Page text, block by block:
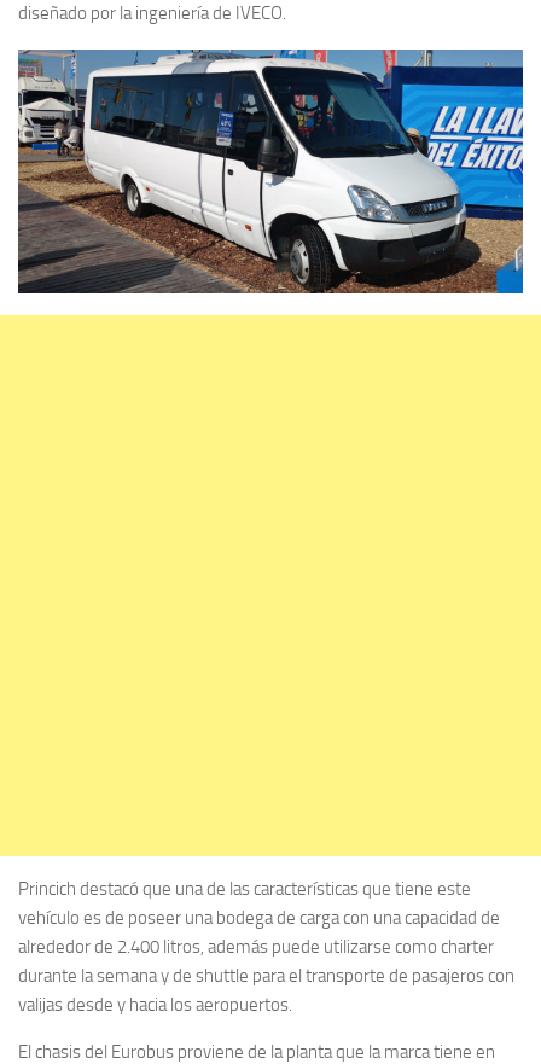
diseñado por la ingeniería de IVECO.
Princich destacó que una de las características que tiene este
vehículo es de poseer una bodega de carga con una capacidad de
alrededor de 2.400 litros, además puede utilizarse como charter
durante la semana y de shuttle para el transporte de pasajeros con
valijas desde y hacia los aeropuertos.
El chasis del Eurobus proviene de la planta que la marca tiene en